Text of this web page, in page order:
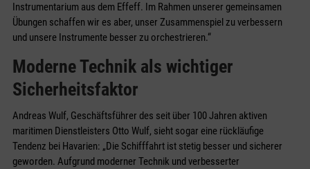
Instrumentarium aus dem Effeff. Im Rahmen unserer gemeinsamen
Übungen schaffen wir es aber, unser Zusammenspiel zu verbessern
und unsere Instrumente besser zu orchestrieren.“
Moderne Technik als wichtiger
Sicherheitsfaktor
Andreas Wulf, Geschäftsführer des seit über 100 Jahren aktiven
maritimen Dienstleisters Otto Wulf, sieht sogar eine rückläufige
Tendenz bei Havarien: „Die Schifffahrt ist stetig besser und sicherer
geworden. Aufgrund moderner Technik und verbesserter